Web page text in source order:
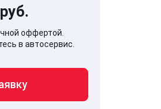
оффертой.
в автосервис.